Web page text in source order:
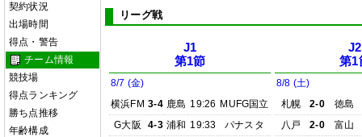
契約状況
出場時間
得点・警告
チーム情報
競技場
得点ランキング
勝ち点推移
年齢構成
リーグ戦
J1
第1節
8/7 (金)
横浜FM 3-4 鹿島 19:26 MUFG国立
G大阪
4-3 浦和 19:33
パナスタ
J2
第1
8/8 (土)
札幌
2-0
徳島
八戸
2-0
富山